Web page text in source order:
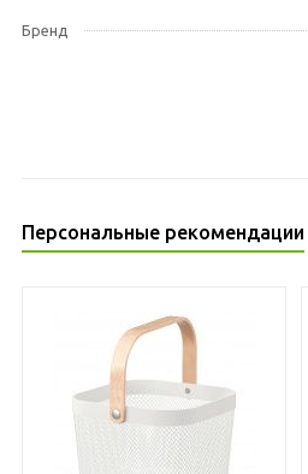
Бренд
Персональные рекомендации